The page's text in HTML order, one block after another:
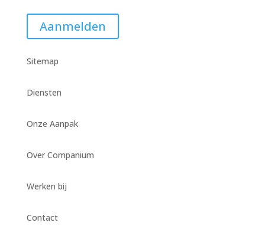
Aanmelden
Sitemap
Diensten
Onze Aanpak
Over Companium
Werken bij
Contact